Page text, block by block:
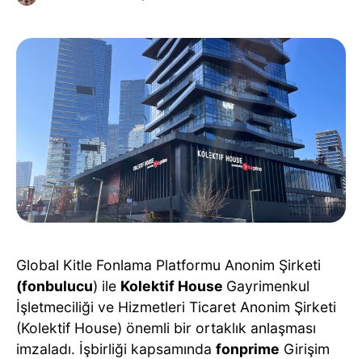
Global Kitle Fonlama Platformu Anonim Şirketi
(fonbulucu) ile Kolektif House Gayrimenkul
İşletmeciliği ve Hizmetleri Ticaret Anonim Şirketi
(Kolektif House) önemli bir ortaklık anlaşması
imzaladı. İşbirliği kapsamında fonprime Girişim